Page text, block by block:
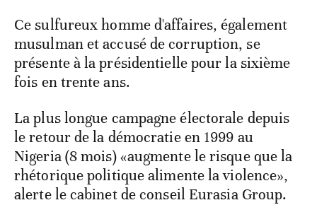
Ce sulfureux homme d'affaires, également
musulman et accusé de corruption, se
présente à la présidentielle pour la sixième
fois en trente ans.
La plus longue campagne électorale depuis
le retour de la démocratie en 1999 au
Nigeria (8 mois) «augmente le risque que la
rhétorique politique alimente la violence»,
alerte le cabinet de conseil Eurasia Group.